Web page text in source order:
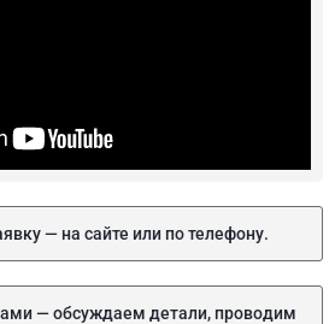
— на сайте или по телефону.
— обсуждаем детали, проводим